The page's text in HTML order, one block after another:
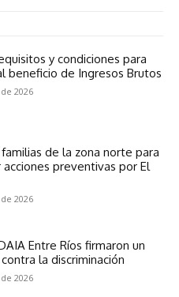
y condiciones para
beneficio de Ingresos Brutos
2026
familias de la zona norte para
acciones preventivas por El
2026
Entre Ríos firmaron un
la discriminación
2026